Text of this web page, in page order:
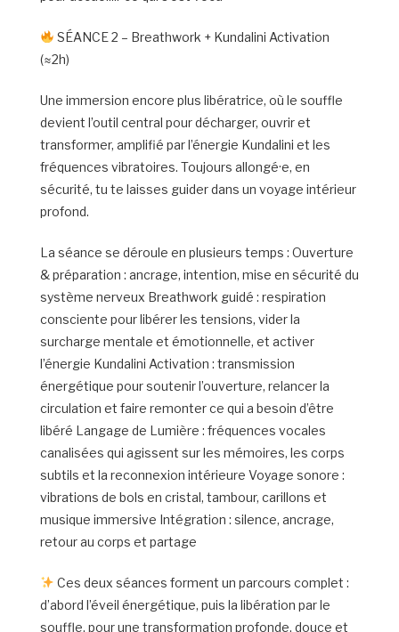
SÉANCE 2 – Breathwork + Kundalini Activation
(≈2h)
Une immersion encore plus libératrice, où le souffle
devient l’outil central pour décharger, ouvrir et
transformer, amplifié par l’énergie Kundalini et les
fréquences vibratoires. Toujours allongé·e, en
sécurité, tu te laisses guider dans un voyage intérieur
profond.
La séance se déroule en plusieurs temps : Ouverture
& préparation : ancrage, intention, mise en sécurité du
système nerveux Breathwork guidé : respiration
consciente pour libérer les tensions, vider la
surcharge mentale et émotionnelle, et activer
l’énergie Kundalini Activation : transmission
énergétique pour soutenir l’ouverture, relancer la
circulation et faire remonter ce qui a besoin d’être
libéré Langage de Lumière : fréquences vocales
canalisées qui agissent sur les mémoires, les corps
subtils et la reconnexion intérieure Voyage sonore :
vibrations de bols en cristal, tambour, carillons et
musique immersive Intégration : silence, ancrage,
retour au corps et partage
Ces deux séances forment un parcours complet :
d’abord l’éveil énergétique, puis la libération par le
souffle, pour une transformation profonde, douce et